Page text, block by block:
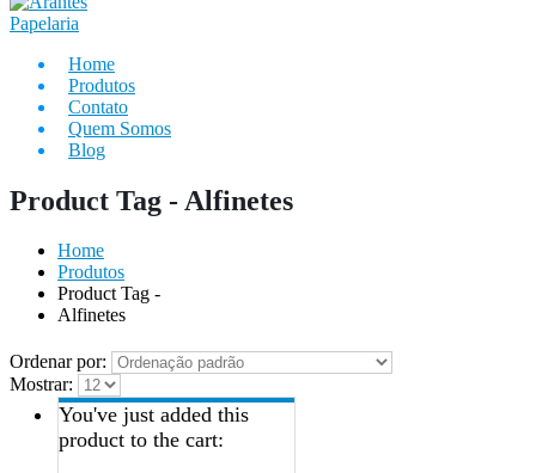
Home
Produtos
Contato
Quem Somos
Blog
Product Tag - Alfinetes
Home
Produtos
Product Tag -
Alfinetes
Ordenar por:
Mostrar:
You've just added this
product to the cart: